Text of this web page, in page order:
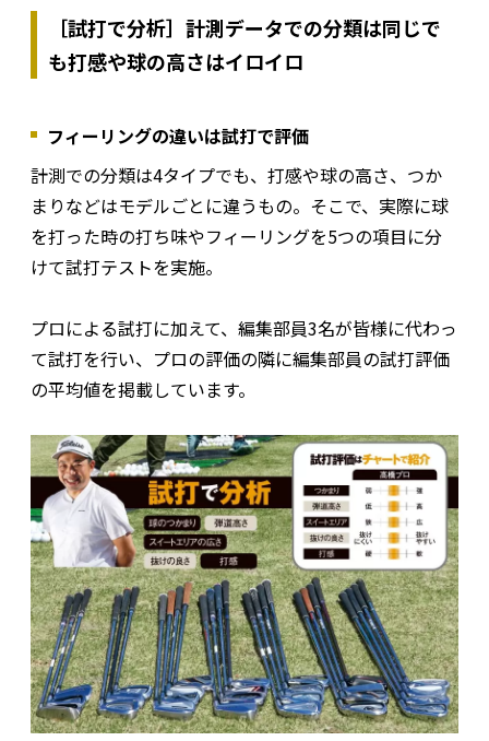
［試打で分析］計測データでの分類は同じで
も打感や球の高さはイロイロ
フィーリングの違いは試打で評価
計測での分類は4タイプでも、打感や球の高さ、つか
まりなどはモデルごとに違うもの。そこで、実際に球
を打った時の打ち味やフィーリングを5つの項目に分
けて試打テストを実施。
プロによる試打に加えて、編集部員3名が皆様に代わっ
て試打を行い、プロの評価の隣に編集部員の試打評価
の平均値を掲載しています。